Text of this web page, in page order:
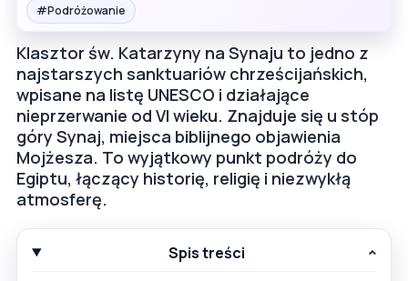
#Podróżowanie
Klasztor św. Katarzyny na Synaju to jedno z
najstarszych sanktuariów chrześcijańskich,
wpisane na listę UNESCO i działające
nieprzerwanie od VI wieku. Znajduje się u stóp
góry Synaj, miejsca biblijnego objawienia
Mojżesza. To wyjątkowy punkt podróży do
Egiptu, łączący historię, religię i niezwykłą
atmosferę.
Spis treści